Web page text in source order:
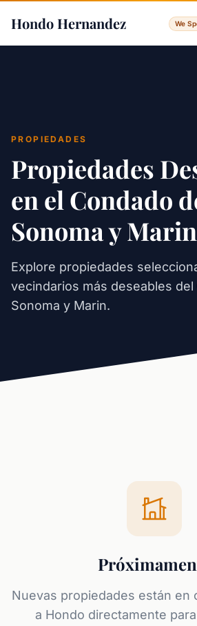
Hondo Hernandez We
PROPIEDADES
Propiedades
en el Condado
Sonoma y Marin
Explore propiedades
vecindarios más deseables del
Sonoma y Marin.
Nuevas propiedades están en
a Hondo directamente